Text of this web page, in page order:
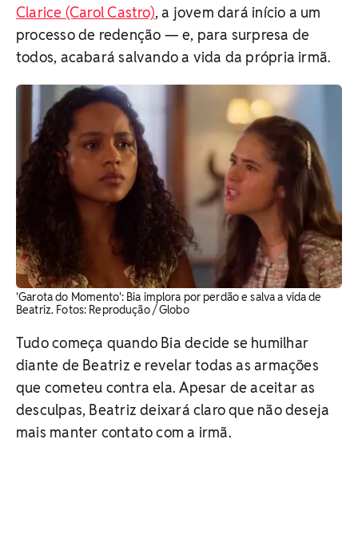
Clarice (Carol Castro), a jovem dará início a um
processo de redenção — e, para surpresa de
todos, acabará salvando a vida da própria irmã.
'Garota do Momento': Bia implora por perdão e salva a vida de
Beatriz. ​Fotos: Reprodução / Globo
Tudo começa quando Bia decide se humilhar
diante de Beatriz e revelar todas as armações
que cometeu contra ela. Apesar de aceitar as
desculpas, Beatriz deixará claro que não deseja
mais manter contato com a irmã.